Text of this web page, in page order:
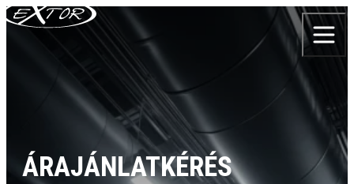
Skip to content
ÁRAJÁNLATKÉRÉS